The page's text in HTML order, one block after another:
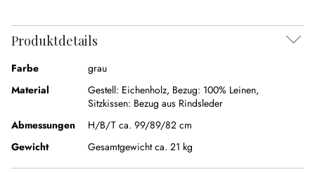
Produktdetails
Farbe
grau
Material
Gestell: Eichenholz, Bezug: 100% Leinen,
Sitzkissen: Bezug aus Rindsleder
Abmessungen
H/B/T ca. 99/89/82 cm
Gewicht
Gesamtgewicht ca. 21 kg